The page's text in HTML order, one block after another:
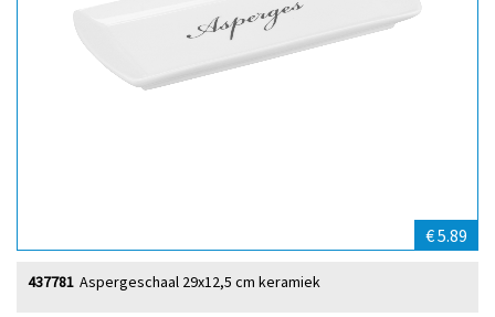
€ 5.89
Aspergeschaal 29x12,5 cm keramiek
437781